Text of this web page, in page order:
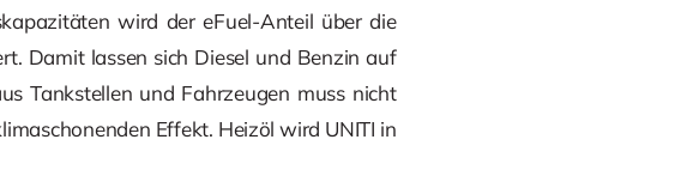
wird der eFuel-Anteil über die
Damit lassen sich Diesel und Benzin auf
Tankstellen und Fahrzeugen muss nicht
Effekt. Heizöl wird UNITI in